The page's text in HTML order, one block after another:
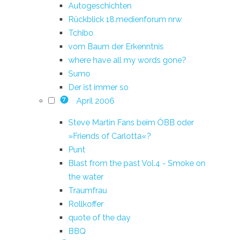
Autogeschichten
Rückblick 18.medienforum nrw
Tchibo
vom Baum der Erkenntnis
where have all my words gone?
Sumo
Der ist immer so
7 April 2006
Steve Martin Fans beim ÖBB oder
»Friends of Carlotta«?
Punt
Blast from the past Vol.4 - Smoke on
the water
Traumfrau
Rollkoffer
quote of the day
BBQ